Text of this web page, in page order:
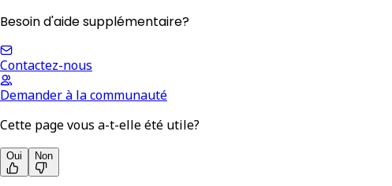
Besoin d'aide supplémentaire?
Contactez-nous
Demander à la communauté
Cette page vous a-t-elle été utile?
Oui Non